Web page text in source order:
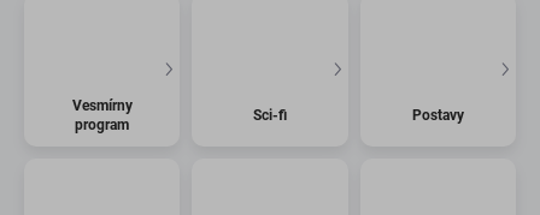
Vesmírny
program
Sci-fi Postavy